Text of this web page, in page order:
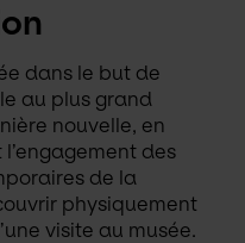
dans le but de
au plus grand
nouvelle, en
des
de la
physiquement
visite au musée.